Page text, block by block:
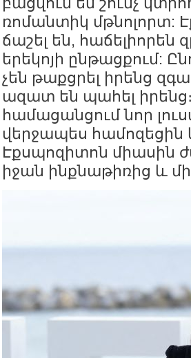
ռոմանտիկ մթնոլորտ:
ճաշել են, հաճելիորեն
երեկոյի ընթացքում:
չեն թաքցրել իրենց
ազատ են պահել
համացանցում նոր
վերջապես
Էքսպոզիտոն միասին
իջան ինքնաթիռից և